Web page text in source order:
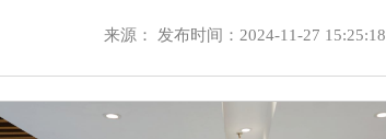
来源： 发布时间：2024-11-27 15:25:18